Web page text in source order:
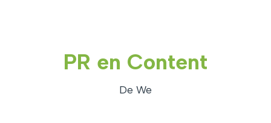
PR en Content
De We